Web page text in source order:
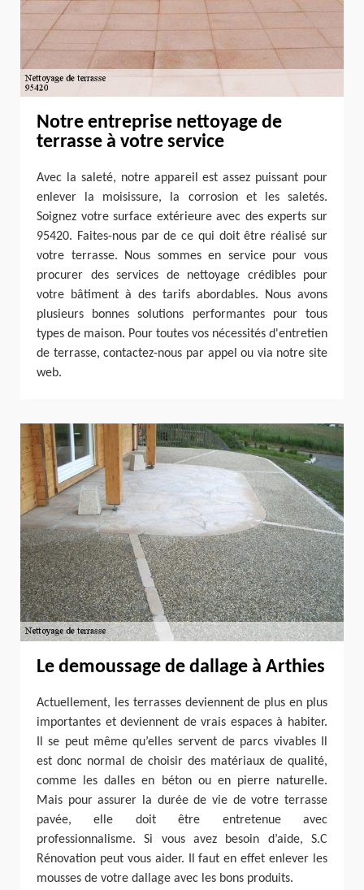
Notre entreprise nettoyage de
terrasse à votre service
Avec la saleté, notre appareil est assez puissant pour
enlever la moisissure, la corrosion et les saletés.
Soignez votre surface extérieure avec des experts sur
95420. Faites-nous par de ce qui doit être réalisé sur
votre terrasse. Nous sommes en service pour vous
procurer des services de nettoyage crédibles pour
votre bâtiment à des tarifs abordables. Nous avons
plusieurs bonnes solutions performantes pour tous
types de maison. Pour toutes vos nécessités d'entretien
de terrasse, contactez-nous par appel ou via notre site
web.
Le demoussage de dallage à Arthies
Actuellement, les terrasses deviennent de plus en plus
importantes et deviennent de vrais espaces à habiter.
Il se peut même qu’elles servent de parcs vivables Il
est donc normal de choisir des matériaux de qualité,
comme les dalles en béton ou en pierre naturelle.
Mais pour assurer la durée de vie de votre terrasse
pavée, elle doit être entretenue avec
professionnalisme. Si vous avez besoin d’aide, S.C
Rénovation peut vous aider. Il faut en effet enlever les
mousses de votre dallage avec les bons produits.